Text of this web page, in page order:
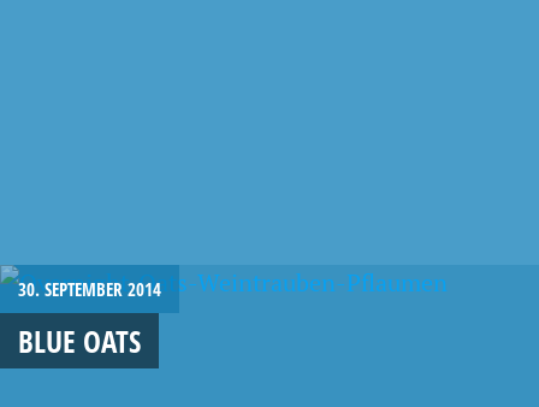
30. SEPTEMBER 2014
BLUE OATS